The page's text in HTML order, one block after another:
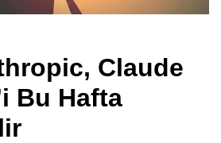
Claude
Bu Hafta